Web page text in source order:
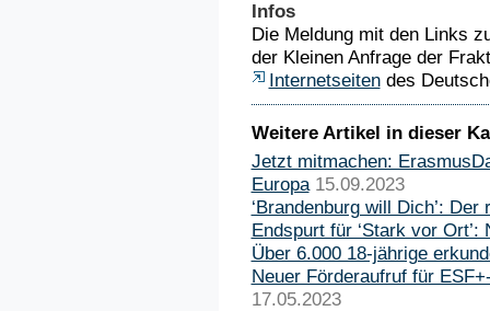
Infos
Die Meldung mit den Links
der Kleinen Anfrage der
Internetseitendes
Weitere Artikel in dieser
Jetzt mitmachen:
Europa 15.09.2023
‘Brandenburg will Dich’:
Endspurt für ‘Stark vor
Über 6.000 18-jährige
Neuer Förderaufruf für
17.05.2023